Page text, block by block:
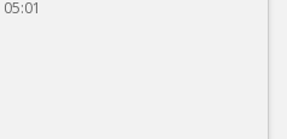
05:01